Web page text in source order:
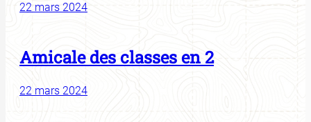
22 mars 2024
Amicale des classes en 2
22 mars 2024